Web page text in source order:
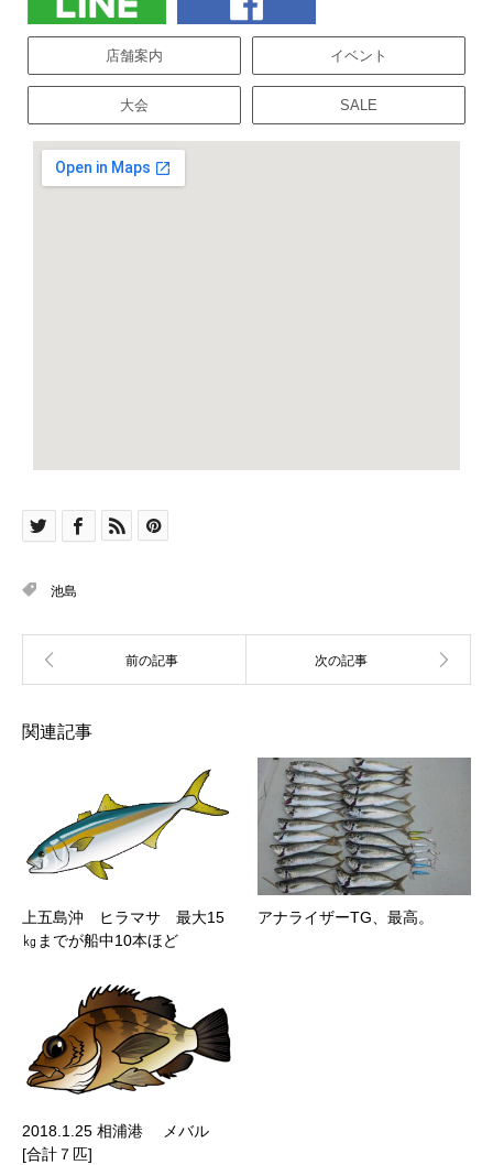
店舗案内 イベント
大会 SALE
池島
関連記事
上五島沖 ヒラマサ 最大15
㎏までが船中10本ほど
アナライザーTG、最高。
2018.1.25 相浦港 メバル
[合計７匹]